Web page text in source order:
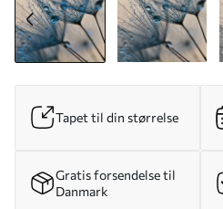
Tapet til din størrelse
Gratis forsendelse til
Danmark